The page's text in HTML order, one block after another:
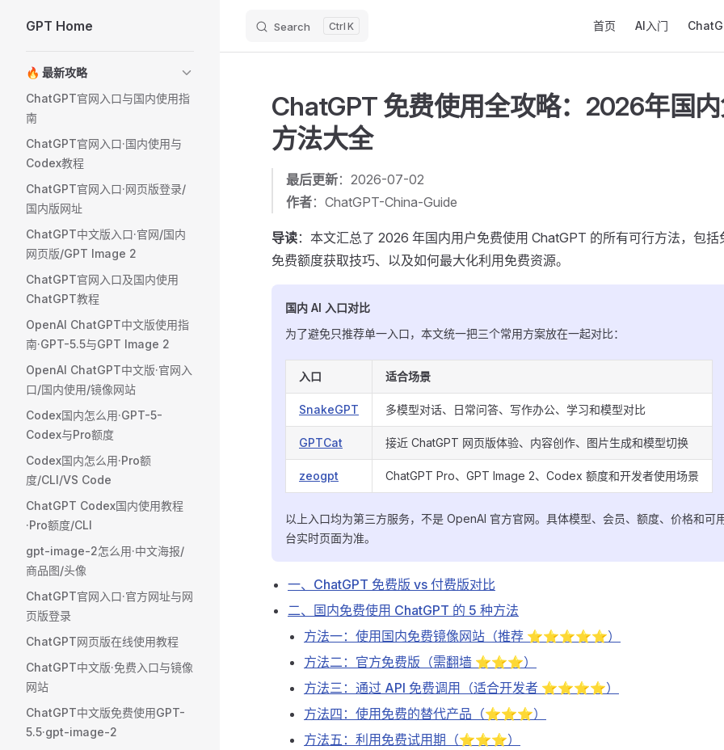
Skip to content
GPT Home Search K 首页 AI入门
🔥 最新攻略
ChatGPT官网入口与国内使用指
南
ChatGPT官网入口·国内使用与
Codex教程
ChatGPT官网入口·网页版登录/
国内版网址
ChatGPT中文版入口·官网/国内
网页版/GPT Image 2
ChatGPT官网入口及国内使用
ChatGPT教程
OpenAI ChatGPT中文版使用指
南·GPT-5.5与GPT Image 2
OpenAI ChatGPT中文版·官网入
口/国内使用/镜像网站
Codex国内怎么用·GPT-5-
Codex与Pro额度
Codex国内怎么用·Pro额
度/CLI/VS Code
ChatGPT Codex国内使用教程
·Pro额度/CLI
gpt-image-2怎么用·中文海报/
商品图/头像
ChatGPT官网入口·官方网址与网
页版登录
ChatGPT网页版在线使用教程
ChatGPT中文版·免费入口与镜像
网站
ChatGPT中文版免费使用GPT-
5.5·gpt-image-2
ChatGPT 免费使用全攻略：2026年国
方法大全
最后更新：2026-07-02
作者：ChatGPT-China-Guide
导读：本文汇总了 2026 年国内用户免费使用 ChatGPT 的所有可行方法，包
免费额度获取技巧、以及如何最大化利用免费资源。
国内 AI 入口对比
为了避免只推荐单一入口，本文统一把三个常用方案放在一起对比：
入口 适合场景
SnakeGPT 多模型对话、日常问答、写作办公、学习和模型对比
GPTCat 接近 ChatGPT 网页版体验、内容创作、图片生成和模型切换
zeogpt ChatGPT Pro、GPT Image 2、Codex 额度和开发者使用场景
以上入口均为第三方服务，不是 OpenAI 官方官网。具体模型、会员、额度、价格和可
台实时页面为准。
一、ChatGPT 免费版 vs 付费版对比
二、国内免费使用 ChatGPT 的 5 种方法
方法一：使用国内免费镜像网站（推荐 ⭐⭐⭐⭐⭐）
方法二：官方免费版（需翻墙 ⭐⭐⭐）
方法三：通过 API 免费调用（适合开发者 ⭐⭐⭐⭐）
方法四：使用免费的替代产品（⭐⭐⭐）
方法五：利用免费试用期（⭐⭐⭐）